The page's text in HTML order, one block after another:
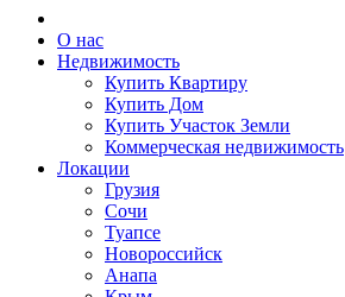
О нас
Недвижимость
Купить Квартиру
Купить Дом
Купить Участок Земли
Коммерческая недвижимость
Локации
Грузия
Сочи
Туапсе
Новороссийск
Анапа